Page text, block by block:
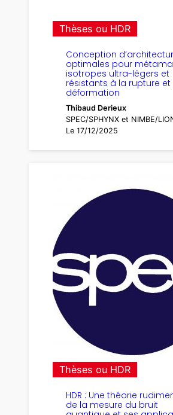
Thèses ou HDR
Conception
optimales pour
isotropes ultra-légers et
résistants à la rupture et
déformation
Thibaud Derieux
SPEC/SPHYNX et NIMBE/
Le 17/12/2025
Thèses ou HDR
HDR : Une théorie
de la mesure du bruit